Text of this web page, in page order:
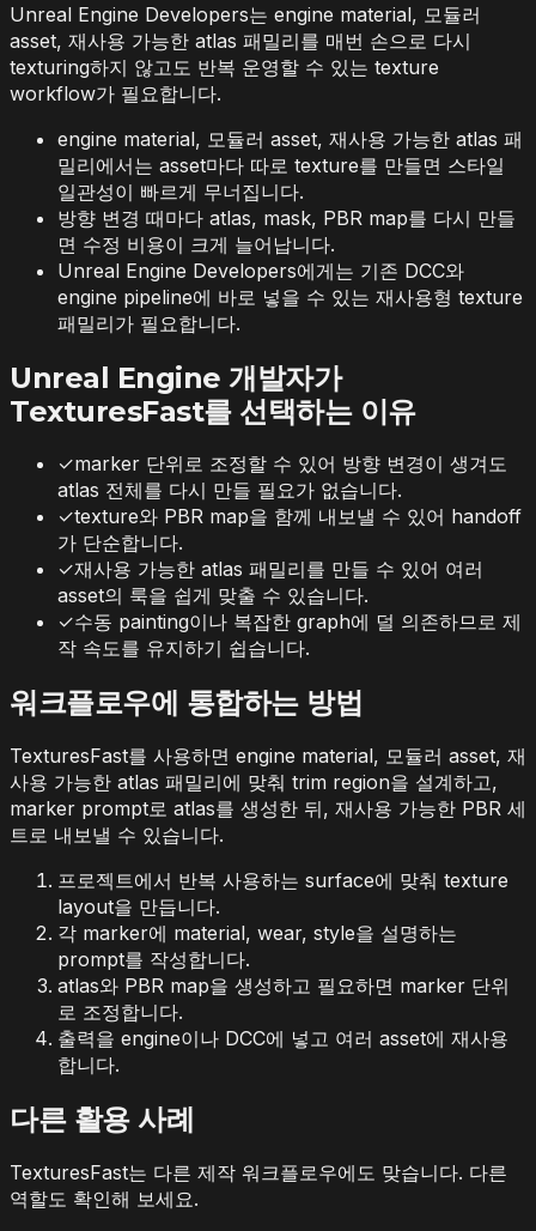
Unreal Engine Developers는 engine material, 모듈러
asset, 재사용 가능한 atlas 패밀리를 매번 손으로 다시
texturing하지 않고도 반복 운영할 수 있는 texture
workflow가 필요합니다.
engine material, 모듈러 asset, 재사용 가능한 atlas 패
밀리에서는 asset마다 따로 texture를 만들면 스타일
일관성이 빠르게 무너집니다.
방향 변경 때마다 atlas, mask, PBR map를 다시 만들
면 수정 비용이 크게 늘어납니다.
Unreal Engine Developers에게는 기존 DCC와
engine pipeline에 바로 넣을 수 있는 재사용형 texture
패밀리가 필요합니다.
Unreal Engine 개발자가
TexturesFast를 선택하는 이유
✓marker 단위로 조정할 수 있어 방향 변경이 생겨도
atlas 전체를 다시 만들 필요가 없습니다.
✓texture와 PBR map을 함께 내보낼 수 있어 handoff
가 단순합니다.
✓재사용 가능한 atlas 패밀리를 만들 수 있어 여러
asset의 룩을 쉽게 맞출 수 있습니다.
✓수동 painting이나 복잡한 graph에 덜 의존하므로 제
작 속도를 유지하기 쉽습니다.
워크플로우에 통합하는 방법
TexturesFast를 사용하면 engine material, 모듈러 asset, 재
사용 가능한 atlas 패밀리에 맞춰 trim region을 설계하고,
marker prompt로 atlas를 생성한 뒤, 재사용 가능한 PBR 세
트로 내보낼 수 있습니다.
프로젝트에서 반복 사용하는 surface에 맞춰 texture
layout을 만듭니다.
각 marker에 material, wear, style을 설명하는
prompt를 작성합니다.
atlas와 PBR map을 생성하고 필요하면 marker 단위
로 조정합니다.
출력을 engine이나 DCC에 넣고 여러 asset에 재사용
합니다.
다른 활용 사례
TexturesFast는 다른 제작 워크플로우에도 맞습니다. 다른
역할도 확인해 보세요.